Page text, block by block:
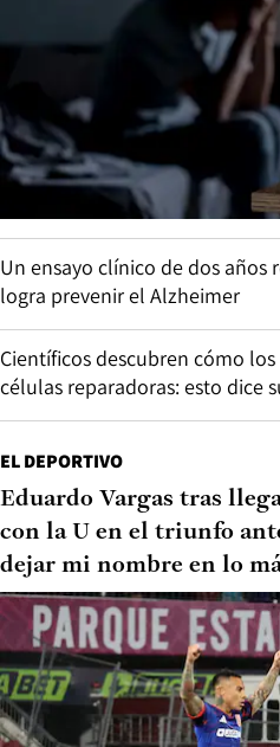
Un ensayo clínico de dos años
logra prevenir el Alzheimer
Científicos descubren cómo
células reparadoras: esto dice
EL DEPORTIVO
Eduardo Vargas tras
con la U en el triunfo
dejar mi nombre en lo